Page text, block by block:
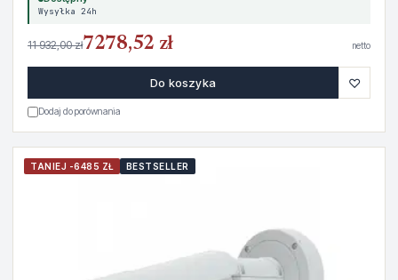
Wysyłka 24h
11 932,00 zł7278,52 zł netto
Do koszyka ♡
Dodaj do porównania
TANIEJ -6485 ZŁ BESTSELLER